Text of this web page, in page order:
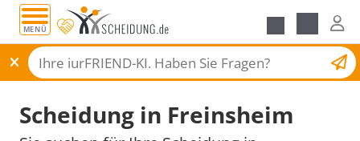
MENÜ
Scheidungsantrag
Scheidung in Freinsheim